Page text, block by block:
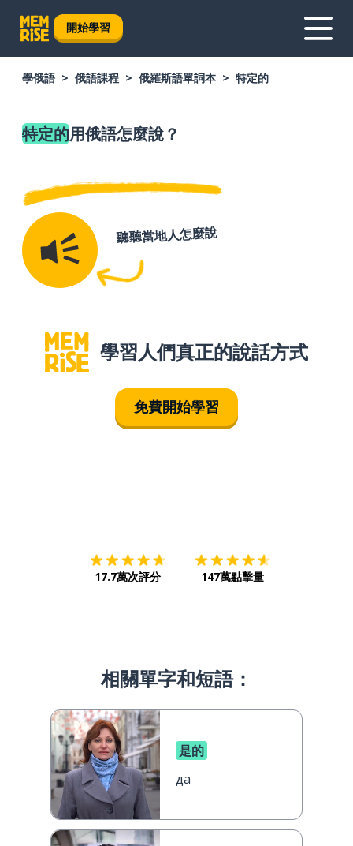
開始學習
學俄語 俄語課程 俄羅斯語單詞本 特定的
特定的用俄語怎麼說？
聽聽當地人怎麼說
學習人們真正的說話方式
免費開始學習
17.7萬次評分 147萬點擊量
相關單字和短語：
是的
да